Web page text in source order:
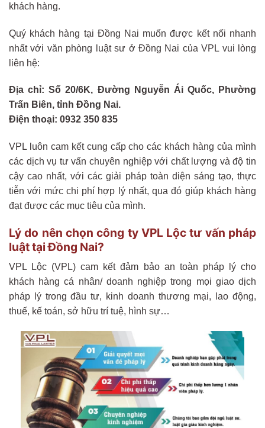
khách hàng.
Quý khách hàng tại Đồng Nai muốn được kết nối nhanh
nhất với văn phòng luật sư ở Đồng Nai của VPL vui lòng
liên hệ:
Địa chỉ: Số 20/6K, Đường Nguyễn Ái Quốc, Phường
Trấn Biên, tỉnh Đồng Nai.
Điện thoại: 0932 350 835
VPL luôn cam kết cung cấp cho các khách hàng của mình
các dịch vụ tư vấn chuyên nghiệp với chất lượng và độ tin
cậy cao nhất, với các giải pháp toàn diện sáng tạo, thực
tiễn với mức chi phí hợp lý nhất, qua đó giúp khách hàng
đạt được các mục tiêu của mình.
Lý do nên chọn công ty VPL Lộc tư vấn pháp
luật tại Đồng Nai?
VPL Lộc (VPL) cam kết đảm bảo an toàn pháp lý cho
khách hàng cá nhân/ doanh nghiệp trong mọi giao dịch
pháp lý trong đầu tư, kinh doanh thương mại, lao động,
thuế, kế toán, sở hữu trí tuệ, hình sự…